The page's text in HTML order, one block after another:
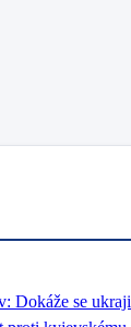
Dokáže se